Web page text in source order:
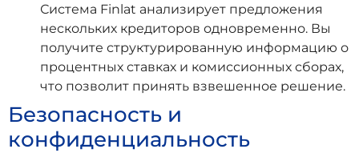
Система Finlat анализирует предложения
нескольких кредиторов одновременно. Вы
получите структурированную информацию о
процентных ставках и комиссионных сборах,
что позволит принять взвешенное решение.
Безопасность и
конфиденциальность